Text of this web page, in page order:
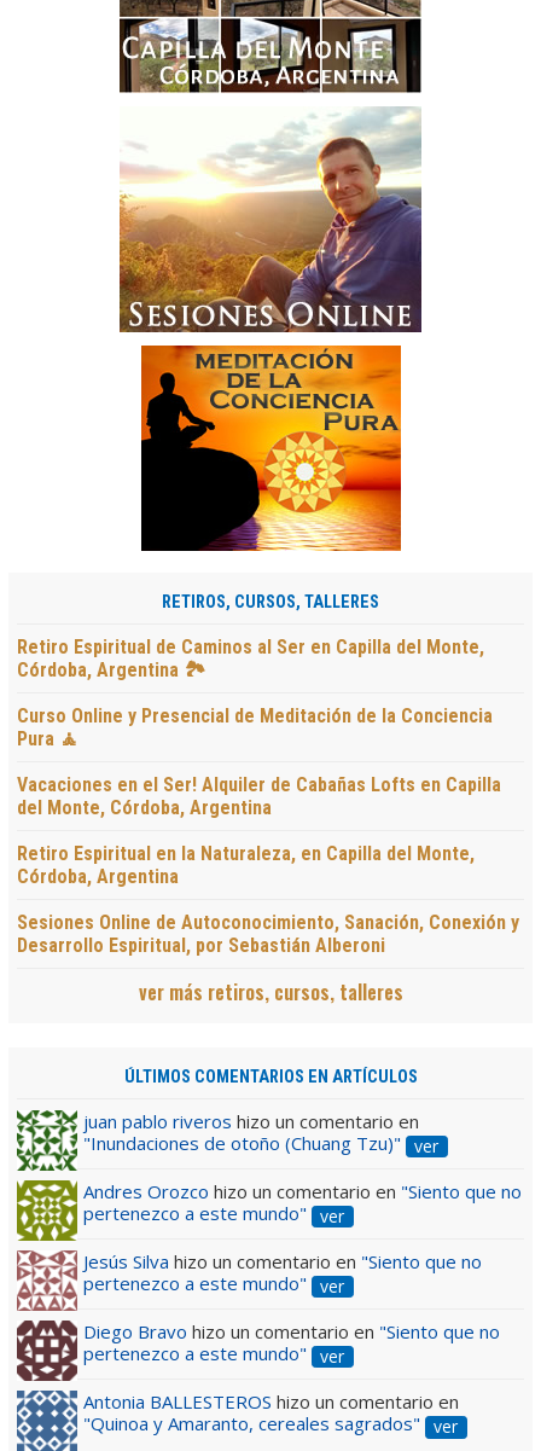
RETIROS, CURSOS, TALLERES
Retiro Espiritual de Caminos al Ser en Capilla del Monte,
Córdoba, Argentina 🏞️
Curso Online y Presencial de Meditación de la Conciencia
Pura 🧘
Vacaciones en el Ser! Alquiler de Cabañas Lofts en Capilla
del Monte, Córdoba, Argentina
Retiro Espiritual en la Naturaleza, en Capilla del Monte,
Córdoba, Argentina
Sesiones Online de Autoconocimiento, Sanación, Conexión y
Desarrollo Espiritual, por Sebastián Alberoni
ver más retiros, cursos, talleres
ÚLTIMOS COMENTARIOS EN ARTÍCULOS
juan pablo riveros hizo un comentario en
"Inundaciones de otoño (Chuang Tzu)"
ver
Andres Orozco hizo un comentario en "Siento que no
pertenezco a este mundo"
ver
Jesús Silva hizo un comentario en "Siento que no
pertenezco a este mundo"
ver
Diego Bravo hizo un comentario en "Siento que no
pertenezco a este mundo"
ver
Antonia BALLESTEROS hizo un comentario en
"Quinoa y Amaranto, cereales sagrados"
ver